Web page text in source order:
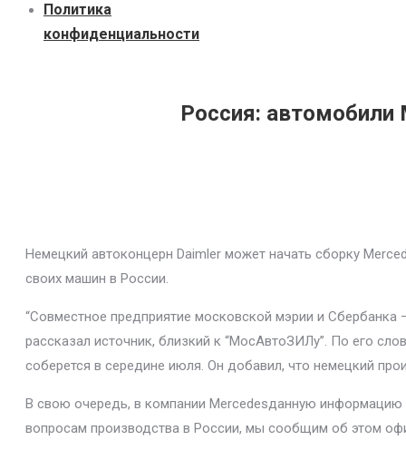
Политика
конфиденциальности
Россия: автомобили
Немецкий автоконцерн Daimler может начать сборку
своих машин в России.
“Совместное предприятие московской мэрии и
рассказал источник, близкий к “МосАвтоЗИЛу”. По его
соберется в середине июля. Он добавил, что немецкий
В свою очередь, в компании Mercedesданную информацию
вопросам производства в России, мы сообщим об этом